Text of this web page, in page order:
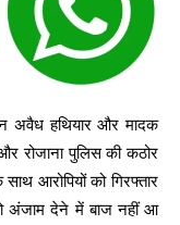
अवैध हथियार और मादक
रोजाना पुलिस की कठोर
आरोपियों को गिरफ्तार
अंजाम देने में बाज नहीं आ